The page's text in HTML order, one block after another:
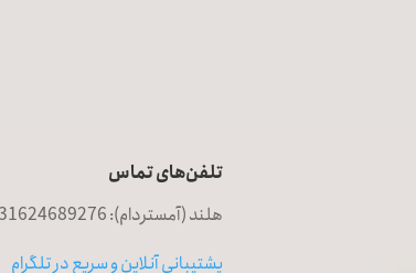
تلفن‌های تماس
هلند (آمستردام): 0031624689276
پشتیبانی آنلاین و سریع در تلگرام